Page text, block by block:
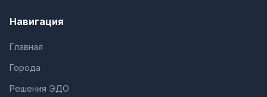
Навигация
Главная
Города
Решения ЭДО